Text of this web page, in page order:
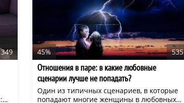
349 45% 535
Отношения в паре: в какие любовные
сценарии лучше не попадать?
Один из типичных сценариев, в которые
попадают многие женщины в любовных